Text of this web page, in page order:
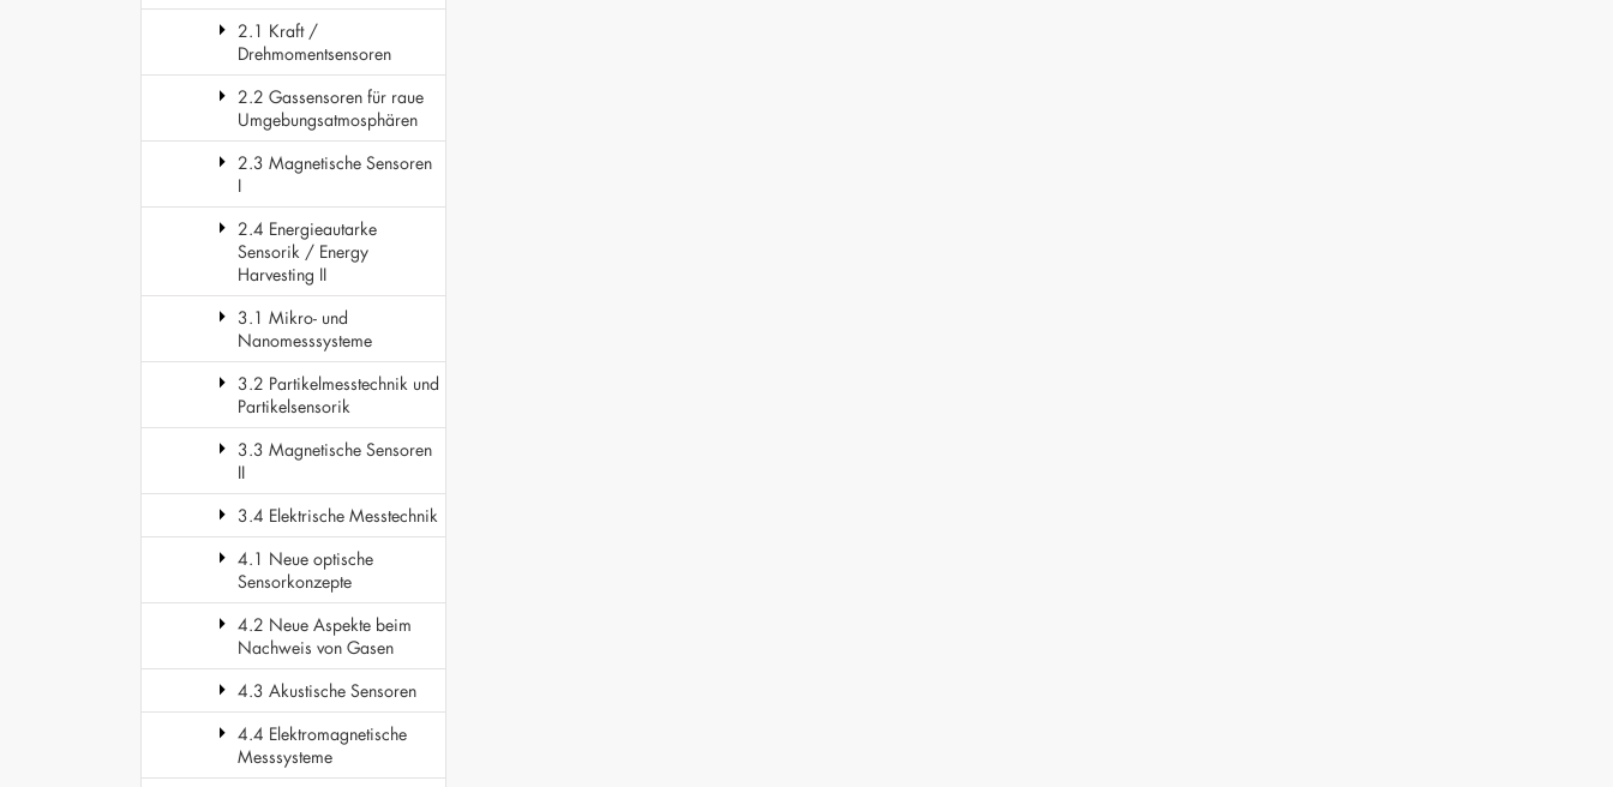
2.1 Kraft /
Drehmomentsensoren
2.2 Gassensoren für raue
Umgebungsatmosphären
2.3 Magnetische Sensoren
I
2.4 Energieautarke
Sensorik / Energy
Harvesting II
3.1 Mikro- und
Nanomesssysteme
3.2 Partikelmesstechnik und
Partikelsensorik
3.3 Magnetische Sensoren
II
3.4 Elektrische Messtechnik
4.1 Neue optische
Sensorkonzepte
4.2 Neue Aspekte beim
Nachweis von Gasen
4.3 Akustische Sensoren
4.4 Elektromagnetische
Messsysteme